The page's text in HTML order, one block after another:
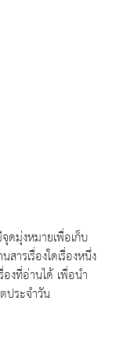
ดมุ่งหมายเพื่อเก็บ
รเรื่องใดเรื่องหนึ่ง
งที่อ่านได้ เพื่อนำ
ประจำวัน